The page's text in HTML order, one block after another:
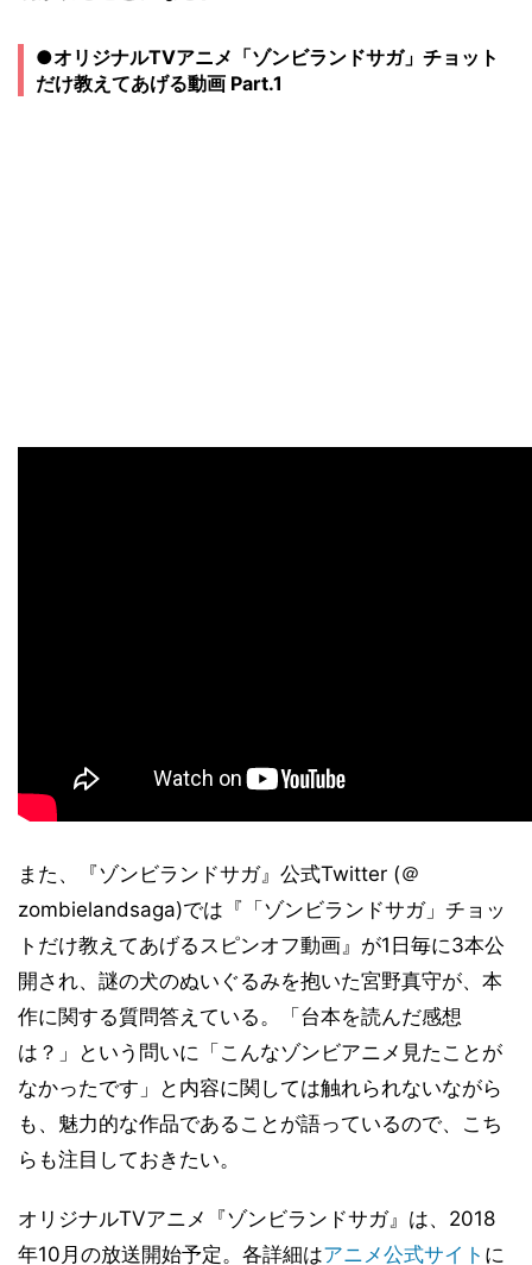
●オリジナルTVアニメ「ゾンビランドサガ」チョット
だけ教えてあげる動画 Part.1
また、『ゾンビランドサガ』公式Twitter (＠
zombielandsaga)では『「ゾンビランドサガ」チョッ
トだけ教えてあげるスピンオフ動画』が1日毎に3本公
開され、謎の犬のぬいぐるみを抱いた宮野真守が、本
作に関する質問答えている。「台本を読んだ感想
は？」という問いに「こんなゾンビアニメ見たことが
なかったです」と内容に関しては触れられないながら
も、魅力的な作品であることが語っているので、こち
らも注目しておきたい。
オリジナルTVアニメ『ゾンビランドサガ』は、2018
年10月の放送開始予定。各詳細はアニメ公式サイト に